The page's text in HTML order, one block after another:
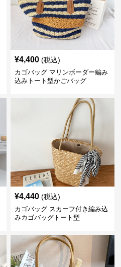
¥4,400 (税込)
カゴバッグ マリンボーダー編み
込みトート型かごバッグ
¥4,440 (税込)
カゴバッグ スカーフ付き編み込
みカゴバッグトート型